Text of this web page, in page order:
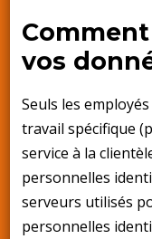
vos
Seuls les
travail spécifique
service à la
personnelles
serveurs utilisés
personnelles